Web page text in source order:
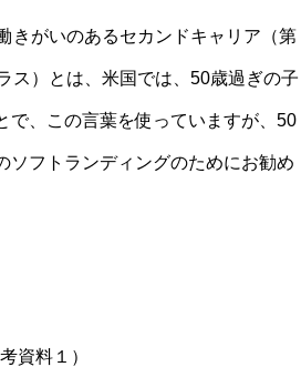
きがいのあるセカンドキャリア（第
ス）とは、米国では、50歳過ぎの子
で、この言葉を使っていますが、50
ソフトランディングのためにお勧め
資料１）